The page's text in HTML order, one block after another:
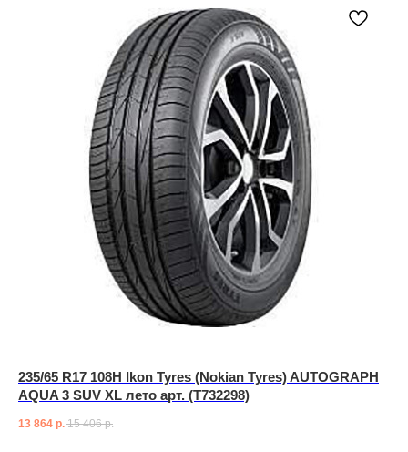
235/65 R17 108H Ikon Tyres (Nokian Tyres) AUTOGRAPH
AQUA 3 SUV XL лето арт. (T732298)
13 864 р. 15 406 р.